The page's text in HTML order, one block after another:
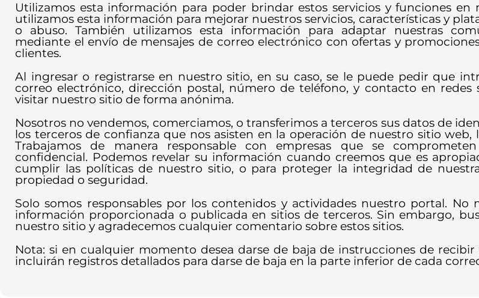
Utilizamos esta información para poder brindar estos servicios y funciones
utilizamos esta información para mejorar nuestros servicios, características y
o abuso. También utilizamos esta información para adaptar nuestras
mediante el envío de mensajes de correo electrónico con ofertas y
clientes.
Al ingresar o registrarse en nuestro sitio, en su caso, se le puede pedir que
correo electrónico, dirección postal, número de teléfono, y contacto en redes
visitar nuestro sitio de forma anónima.
Nosotros no vendemos, comerciamos, o transferimos a terceros sus datos de
los terceros de confianza que nos asisten en la operación de nuestro sitio web,
Trabajamos de manera responsable con empresas que se
confidencial. Podemos revelar su información cuando creemos que es
cumplir las políticas de nuestro sitio, o para proteger la integridad de
propiedad o seguridad.
Solo somos responsables por los contenidos y actividades nuestro portal. No
información proporcionada o publicada en sitios de terceros. Sin embargo,
nuestro sitio y agradecemos cualquier comentario sobre estos sitios.
Nota: si en cualquier momento desea darse de baja de instrucciones de
incluirán registros detallados para darse de baja en la parte inferior de cada